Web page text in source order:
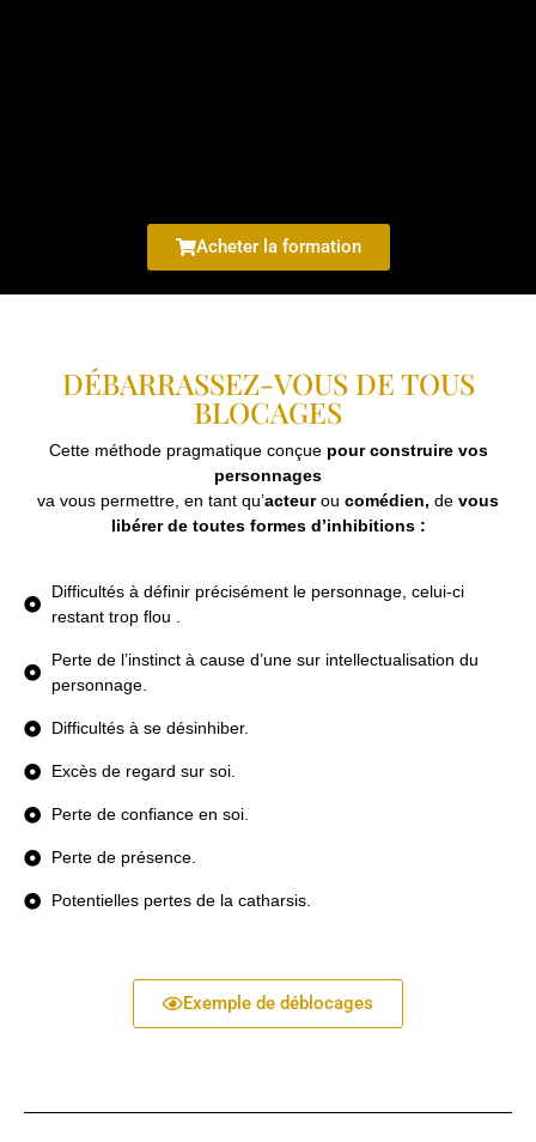
Acheter la formation
DÉBARRASSEZ-VOUS DE TOUS
BLOCAGES
Cette méthode pragmatique conçue pour construire vos
personnages
va vous permettre, en tant qu’acteurou comédien, de vous
libérerde toutes formes d’inhibitions :
Difficultés à définir précisément le personnage, celui-ci
restant trop flou .
Perte de l’instinct à cause d’une sur intellectualisation du
personnage.
Difficultés à se désinhiber.
Excès de regard sur soi.
Perte de confiance en soi.
Perte de présence.
Potentielles pertes de la catharsis.
Exemple de déblocages